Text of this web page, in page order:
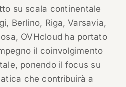
su scala continentale
Berlino, Riga, Varsavia,
OVHcloud ha portato
il coinvolgimento
ponendo il focus su
che contribuirà a